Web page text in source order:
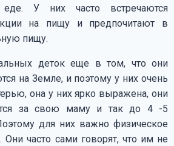
еде. У них часто встречаются
на пищу и предпочитают в
пищу.
деток еще в том, что они
на Земле, и поэтому у них очень
она у них ярко выражена, они
за свою маму и так до 4 -5
для них важно физическое
Они часто сами говорят, что им не